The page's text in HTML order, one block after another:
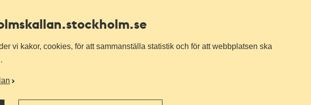
.stockholm.se
vi kakor, cookies, för att sammanställa statistik och för att webbplatsen ska